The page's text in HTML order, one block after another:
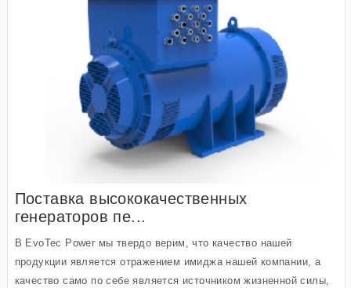
Поставка высококачественных
генераторов пе...
В EvoTec Power мы твердо верим, что качество нашей
продукции является отражением имиджа нашей компании, а
качество само по себе является источником жизненной силы,